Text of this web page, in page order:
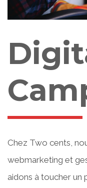
Chez Two cents,
webmarketing et
aidons à toucher un